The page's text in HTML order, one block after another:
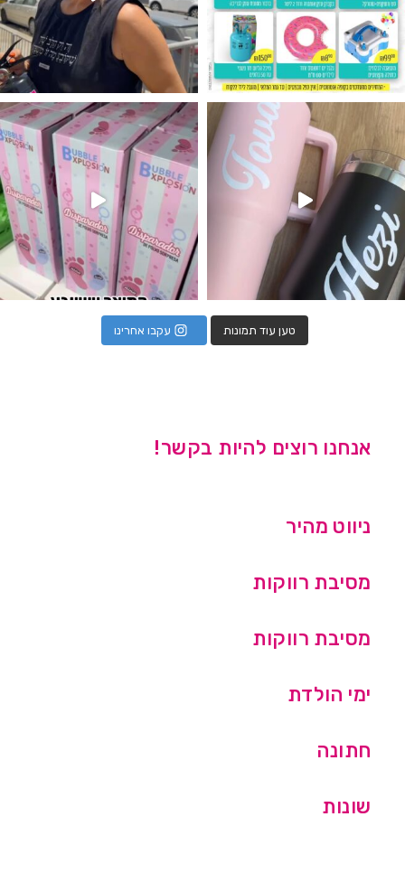
מטף לגילוי מין העובר חזר למלא
טען עוד תמונות עקבו אחרינו
אנחנו רוצים להיות בקשר!
ניווט מהיר
מסיבת רווקות
מסיבת רווקות
ימי הולדת
חתונה
שונות